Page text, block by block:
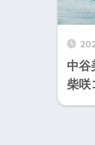
中谷
柴咲